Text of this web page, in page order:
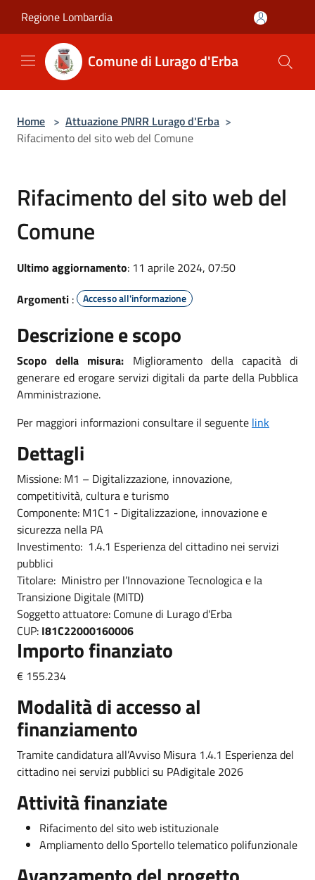
Regione Lombardia
Comune di Lurago d'Erba
Home > Attuazione PNRR Lurago d'Erba >
Rifacimento del sito web del Comune
Rifacimento del sito web del
Comune
Ultimo aggiornamento: 11 aprile 2024, 07:50
Argomenti : Accesso all'informazione
Descrizione e scopo
Scopo della misura: Miglioramento della capacità di
generare ed erogare servizi digitali da parte della Pubblica
Amministrazione.
Per maggiori informazioni consultare il seguente link
Dettagli
Missione: M1 – Digitalizzazione, innovazione,
competitività, cultura e turismo
Componente: M1C1 - Digitalizzazione, innovazione e
sicurezza nella PA
Investimento: 1.4.1 Esperienza del cittadino nei servizi
pubblici
Titolare: Ministro per l’Innovazione Tecnologica e la
Transizione Digitale (MITD)
Soggetto attuatore: Comune di Lurago d'Erba
CUP: I81C22000160006
Importo finanziato
€ 155.234
Modalità di accesso al
finanziamento
Tramite candidatura all’Avviso Misura 1.4.1 Esperienza del
cittadino nei servizi pubblici su PAdigitale 2026
Attività finanziate
Rifacimento del sito web istituzionale
Ampliamento dello Sportello telematico polifunzionale